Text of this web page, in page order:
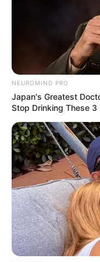
NEUROMIND PRO
Japan's Greatest
Stop Drinking These 3